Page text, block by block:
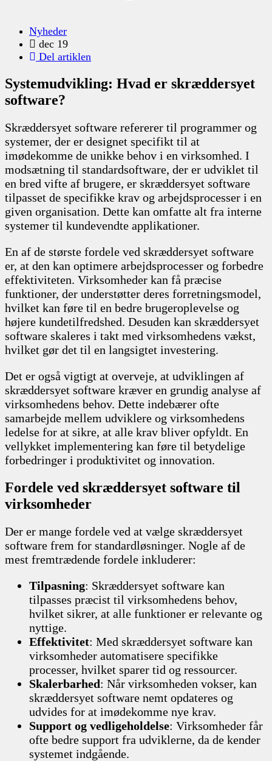
Nyheder
dec 19
Del artiklen
Systemudvikling: Hvad er skræddersyet
software?
Skræddersyet software refererer til programmer og
systemer, der er designet specifikt til at
imødekomme de unikke behov i en virksomhed. I
modsætning til standardsoftware, der er udviklet til
en bred vifte af brugere, er skræddersyet software
tilpasset de specifikke krav og arbejdsprocesser i en
given organisation. Dette kan omfatte alt fra interne
systemer til kundevendte applikationer.
En af de største fordele ved skræddersyet software
er, at den kan optimere arbejdsprocesser og forbedre
effektiviteten. Virksomheder kan få præcise
funktioner, der understøtter deres forretningsmodel,
hvilket kan føre til en bedre brugeroplevelse og
højere kundetilfredshed. Desuden kan skræddersyet
software skaleres i takt med virksomhedens vækst,
hvilket gør det til en langsigtet investering.
Det er også vigtigt at overveje, at udviklingen af
skræddersyet software kræver en grundig analyse af
virksomhedens behov. Dette indebærer ofte
samarbejde mellem udviklere og virksomhedens
ledelse for at sikre, at alle krav bliver opfyldt. En
vellykket implementering kan føre til betydelige
forbedringer i produktivitet og innovation.
Fordele ved skræddersyet software til
virksomheder
Der er mange fordele ved at vælge skræddersyet
software frem for standardløsninger. Nogle af de
mest fremtrædende fordele inkluderer:
Tilpasning: Skræddersyet software kan
tilpasses præcist til virksomhedens behov,
hvilket sikrer, at alle funktioner er relevante og
nyttige.
Effektivitet: Med skræddersyet software kan
virksomheder automatisere specifikke
processer, hvilket sparer tid og ressourcer.
Skalerbarhed: Når virksomheden vokser, kan
skræddersyet software nemt opdateres og
udvides for at imødekomme nye krav.
Support og vedligeholdelse: Virksomheder får
ofte bedre support fra udviklerne, da de kender
systemet indgående.